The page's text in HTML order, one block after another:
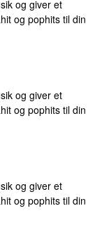
og giver et
og pophits til din
og giver et
og pophits til din
og giver et
og pophits til din